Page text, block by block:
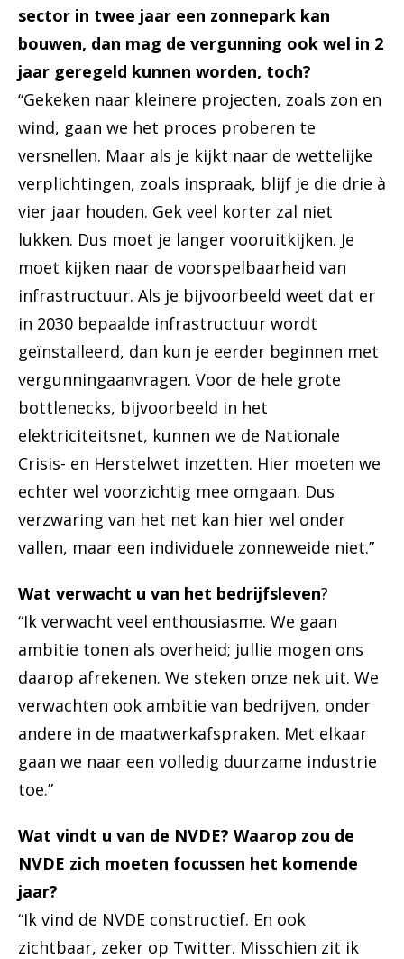
sector in twee jaar een zonnepark kan
bouwen, dan mag de vergunning ook wel in 2
jaar geregeld kunnen worden, toch?
“Gekeken naar kleinere projecten, zoals zon en
wind, gaan we het proces proberen te
versnellen. Maar als je kijkt naar de wettelijke
verplichtingen, zoals inspraak, blijf je die drie à
vier jaar houden. Gek veel korter zal niet
lukken. Dus moet je langer vooruitkijken. Je
moet kijken naar de voorspelbaarheid van
infrastructuur. Als je bijvoorbeeld weet dat er
in 2030 bepaalde infrastructuur wordt
geïnstalleerd, dan kun je eerder beginnen met
vergunningaanvragen. Voor de hele grote
bottlenecks, bijvoorbeeld in het
elektriciteitsnet, kunnen we de Nationale
Crisis- en Herstelwet inzetten. Hier moeten we
echter wel voorzichtig mee omgaan. Dus
verzwaring van het net kan hier wel onder
vallen, maar een individuele zonneweide niet.”
Wat verwacht u van het bedrijfsleven?
“Ik verwacht veel enthousiasme. We gaan
ambitie tonen als overheid; jullie mogen ons
daarop afrekenen. We steken onze nek uit. We
verwachten ook ambitie van bedrijven, onder
andere in de maatwerkafspraken. Met elkaar
gaan we naar een volledig duurzame industrie
toe.”
Wat vindt u van de NVDE? Waarop zou de
NVDE zich moeten focussen het komende
jaar?
“Ik vind de NVDE constructief. En ook
zichtbaar, zeker op Twitter. Misschien zit ik